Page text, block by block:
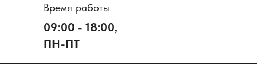
Время работы
09:00 - 18:00,
ПН-ПТ